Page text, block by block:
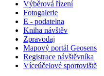
Výběrová řízení
Fotogalerie
E - podatelna
Kniha návštěv
Zpravodaj
Mapový portál Geosens
Registrace návštěvníka
Víceúčelové sportoviště